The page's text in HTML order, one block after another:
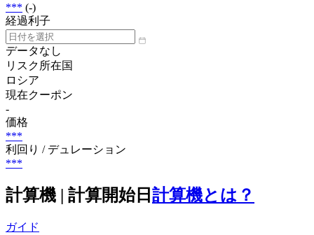
*** (-)
経過利子
データなし
リスク所在国
ロシア
現在クーポン
-
価格
***
利回り / デュレーション
***
計算機 | 計算開始日 計算機とは？
ガイド